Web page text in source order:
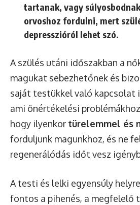
tartanak, vagy
orvoshoz fordulni, mert
depresszióról lehet szó.
A szülés utáni időszakban a
magukat sebezhetőnek és
saját testükkel való kapcsolat
ami önértékelési
hogy ilyenkor türelemmel és
forduljunk magunkhoz, és ne
regenerálódás időt vesz
A testi és lelki egyensúly
fontos a pihenés, a megfelelő